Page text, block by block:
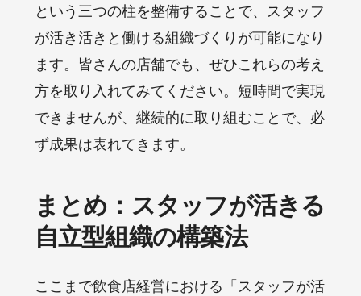
という三つの柱を整備することで、スタッフ
が活き活きと働ける組織づくりが可能になり
ます。皆さんの店舗でも、ぜひこれらの考え
方を取り入れてみてください。短時間で実現
できませんが、継続的に取り組むことで、必
ず成果は表れてきます。
まとめ：スタッフが活きる
自立型組織の構築法
ここまで飲食店経営における「スタッフが活